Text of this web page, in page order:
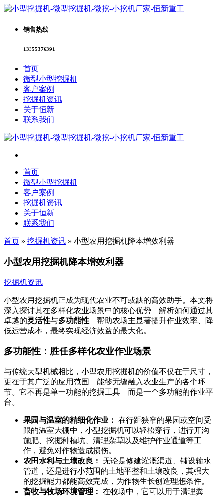
销售热线
13355376391
首页
微型小型挖掘机
客户案例
挖掘机资讯
关于恒新
联系我们
首页
微型小型挖掘机
客户案例
挖掘机资讯
关于恒新
联系我们
首页 » 挖掘机资讯 » 小型农用挖掘机降本增效利器
小型农用挖掘机降本增效利器
挖掘机资讯
小型农用挖掘机正成为现代农业不可或缺的高效助手。本文将
深入探讨其在多样化农业场景中的核心优势，解析如何通过其
卓越的灵活性与多功能性 ，帮助农场主显著提升作业效率、降
低运营成本，最终实现经济效益的最大化。
多功能性：胜任多样化农业作业场景
与传统大型机械相比，小型农用挖掘机的价值不仅在于尺寸，
更在于其广泛的应用范围，能够无缝融入农业生产的各个环
节。它不再是单一功能的挖掘工具，而是一个多功能的作业平
台。
果园与温室的精细化作业： 在行距狭窄的果园或空间受
限的温室大棚中，小型挖掘机可以轻松穿行，进行开沟
施肥、挖掘种植坑、清理杂草以及维护作业通道等工
作，避免对作物造成损伤。
农田水利与土壤改良： 无论是修建灌溉渠道、铺设输水
管道，还是进行小范围的土地平整和土壤改良，其强大
的挖掘能力都能高效完成，为作物生长创造理想条件。
畜牧与牧场环境管理： 在牧场中，它可以用于清理粪